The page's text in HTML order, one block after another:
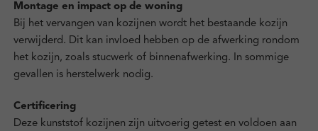
Montage en impact op de woning
Bij het vervangen van kozijnen wordt het bestaande kozijn
verwijderd. Dit kan invloed hebben op de afwerking rondom
het kozijn, zoals stucwerk of binnenafwerking. In sommige
gevallen is herstelwerk nodig.
Certificering
Deze kunststof kozijnen zijn uitvoerig getest en voldoen aan